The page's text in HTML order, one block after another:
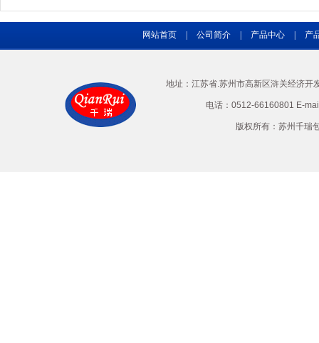
网站首页 公司简介 产品中心 产
地址：江苏省.苏州市高新区浒关经济
电话：0512-66160801 E-
版权所有：苏州千瑞